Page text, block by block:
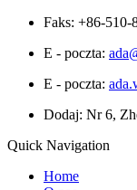
Faks: +86-510-
E - poczta:
E - poczta:
Dodaj: Nr 6,
Quick Navigation
Home